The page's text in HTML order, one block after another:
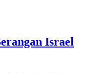
Israel